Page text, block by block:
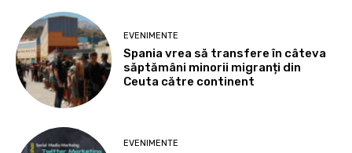
EVENIMENTE
Spania vrea să transfere în câteva
săptămâni minorii migranți din
Ceuta către continent
EVENIMENTE